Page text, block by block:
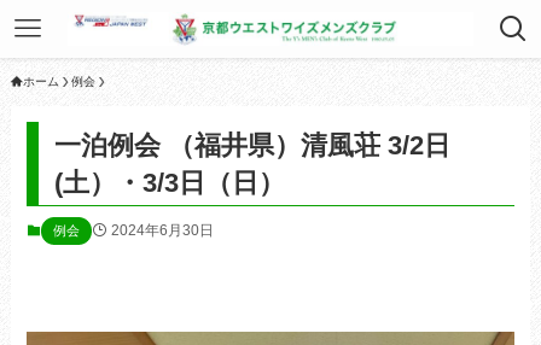
ホーム 例会
一泊例会 （福井県）清風荘 3/2日
(土）・3/3日（日）
例会 2024年6月30日